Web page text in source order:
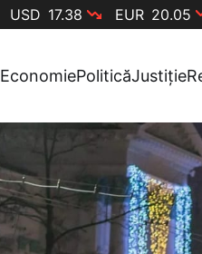
USD 17.38 EUR 20.05
EconomiePoliticăJustiție